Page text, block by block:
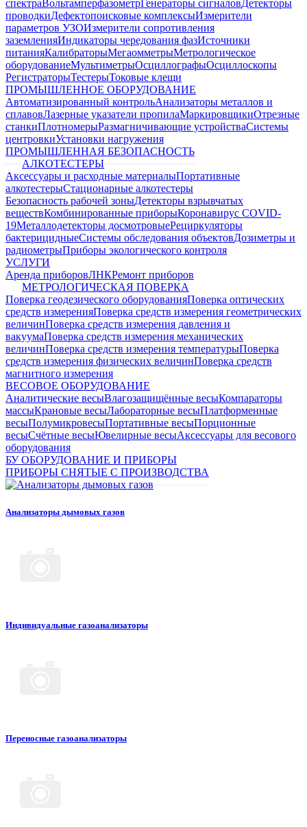
спектра Вольтамперфазометр Генераторы сигналовДетекторы
проводкиДефектопоисковые комплексыИзмерители
параметров УЗОИзмерители сопротивления
заземленияИндикаторы чередования фазИсточники
питанияКалибраторыМегаомметрыМетрологическое
оборудованиеМультиметрыОсциллографыОсциллоскопы
РегистраторыТестерыТоковые клещи
ПРОМЫШЛЕННОЕ ОБОРУДОВАНИЕ
Автоматизированный контрольАнализаторы металлов и
сплавовЛазерные указатели пропилаМаркировщикиОтрезные
станкиПлотномерыРазмагничивающие устройстваСистемы
центровкиУстановки нагружения
ПРОМЫШЛЕННАЯ БЕЗОПАСНОСТЬ
АЛКОТЕСТЕРЫ
Аксессуары и расходные материалыПортативные
алкотестерыСтационарные алкотестеры
Безопасность рабочей зоныДетекторы взрывчатых
веществКомбинированные приборыКоронавирус COVID-
19Металлодетекторы досмотровыеРециркуляторы
бактерицидныеСистемы обследования объектовДозиметры и
радиометрыПриборы экологического контроля
УСЛУГИ
Аренда приборовЛНКРемонт приборов
МЕТРОЛОГИЧЕСКАЯ ПОВЕРКА
Поверка геодезического оборудованияПоверка оптических
средств измеренияПоверка средств измерения геометрических
величинПоверка средств измерения давления и
вакуумаПоверка средств измерения механических
величинПоверка средств измерения температурыПоверка
средств измерения физических величинПоверка средств
магнитного измерения
ВЕСОВОЕ ОБОРУДОВАНИЕ
Аналитические весыВлагозащищённые весыКомпараторы
массыКрановые весыЛабораторные весыПлатформенные
весыПолумикровесыПортативные весыПорционные
весыСчётные весыЮвелирные весыАксессуары для весового
оборудования
БУ ОБОРУДОВАНИЕ И ПРИБОРЫ
ПРИБОРЫ СНЯТЫЕ С ПРОИЗВОДСТВА
Анализаторы дымовых газов
Индивидуальные газоанализаторы
Переносные газоанализаторы